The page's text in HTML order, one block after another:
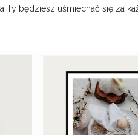
Ty będziesz uśmiechać się za